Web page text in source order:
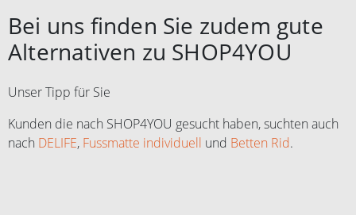
Bei uns finden Sie zudem gute
Alternativen zu SHOP4YOU
Unser Tipp für Sie
Kunden die nach SHOP4YOU gesucht haben, suchten auch
nach DELIFE, Fussmatte individuell und Betten Rid.